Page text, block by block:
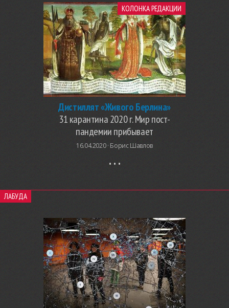
КОЛОНКА РЕДАКЦИИ
Дистиллят «Живого Берлина»
31 карантина 2020 г. Мир пост-
пандемии прибывает
16.04.2020 · Борис Шавлов
ЛАБУДА